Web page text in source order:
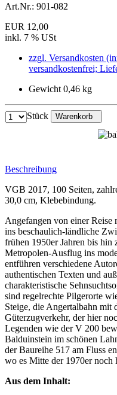
Art.Nr.: 901-082
EUR 12,00
inkl. 7 % USt
zzgl. Versandkosten
versandkostenfrei;
Gewicht 0,46 kg
Stück Warenkorb
Beschreibung
VGB 2017, 100 Seiten,
30,0 cm, Klebebindung.
Angefangen von einer Reise
ins beschaulich-ländliche
frühen 1950er Jahren bis hin
Metropolen-Ausflug ins
entführen verschiedene
authentischen Texten und
charakteristische
sind regelrechte Pilgerorte
Steige, die Angertalbahn mit
Güterzugverkehr, der hier
Legenden wie der V 200
Balduinstein im schönen
der Baureihe 517 am Fluss
wo es Mitte der 1970er noch
Aus dem Inhalt: